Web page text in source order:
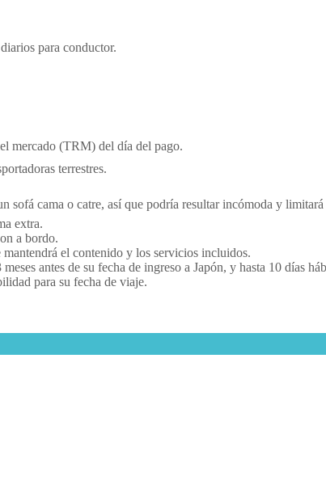
para conductor.
mercado (TRM) del día del pago.
terrestres.
cama o catre, así que podría resultar incómoda y
extra.
a bordo.
el contenido y los servicios incluidos.
antes de su fecha de ingreso a Japón, y hasta 10 días
para su fecha de viaje.